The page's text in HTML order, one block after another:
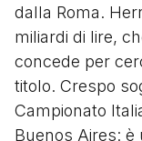
dalla Roma.
miliardi di lire,
concede per
titolo. Crespo
Campionato
Buenos Aires: è